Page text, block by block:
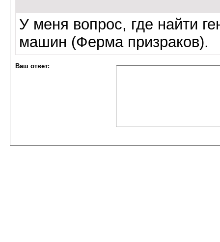
У меня вопрос, где найти
машин (Ферма призраков).
Ваш ответ: